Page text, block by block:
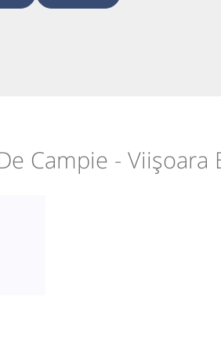
Campie - Viișoara